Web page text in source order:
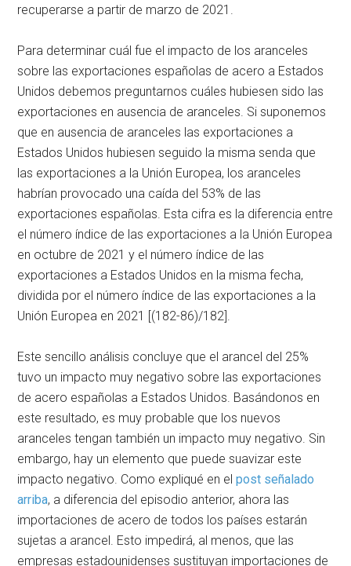
recuperarse a partir de marzo de 2021.
Para determinar cuál fue el impacto de los aranceles
sobre las exportaciones españolas de acero a Estados
Unidos debemos preguntarnos cuáles hubiesen sido las
exportaciones en ausencia de aranceles. Si suponemos
que en ausencia de aranceles las exportaciones a
Estados Unidos hubiesen seguido la misma senda que
las exportaciones a la Unión Europea, los aranceles
habrían provocado una caída del 53% de las
exportaciones españolas. Esta cifra es la diferencia entre
el número índice de las exportaciones a la Unión Europea
en octubre de 2021 y el número índice de las
exportaciones a Estados Unidos en la misma fecha,
dividida por el número índice de las exportaciones a la
Unión Europea en 2021 [(182-86)/182].
Este sencillo análisis concluye que el arancel del 25%
tuvo un impacto muy negativo sobre las exportaciones
de acero españolas a Estados Unidos. Basándonos en
este resultado, es muy probable que los nuevos
aranceles tengan también un impacto muy negativo. Sin
embargo, hay un elemento que puede suavizar este
impacto negativo. Como expliqué en elpost señalado
arriba, a diferencia del episodio anterior, ahora las
importaciones de acero de todos los países estarán
sujetas a arancel. Esto impedirá, al menos, que las
empresas estadounidenses sustituyan importaciones de